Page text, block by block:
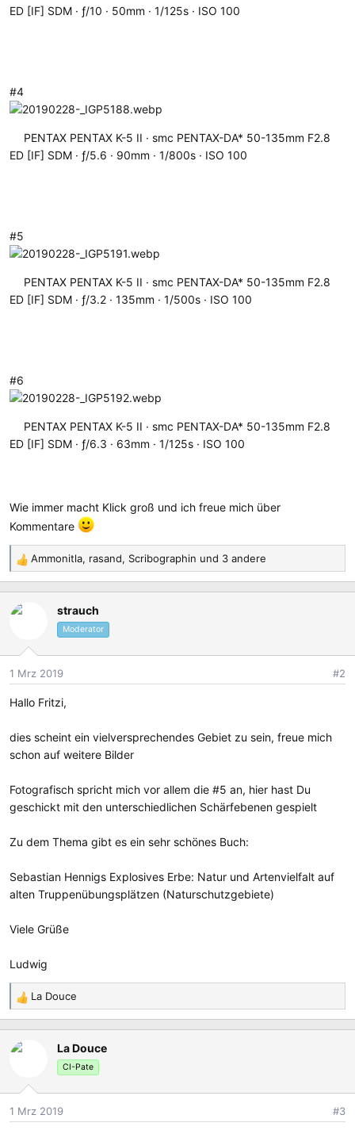
ED [IF] SDM
ƒ/10 50mm 1/125s ISO 100
#4
PENTAX PENTAX K-5 II
smc PENTAX-DA* 50-135mm F2.8
ED [IF] SDM
ƒ/5.6 90mm 1/800s ISO 100
#5
PENTAX PENTAX K-5 II
smc PENTAX-DA* 50-135mm F2.8
ED [IF] SDM
ƒ/3.2 135mm 1/500s ISO 100
#6
PENTAX PENTAX K-5 II
smc PENTAX-DA* 50-135mm F2.8
ED [IF] SDM
ƒ/6.3 63mm 1/125s ISO 100
Wie immer macht Klick groß und ich freue mich über
Kommentare
R
e
a
k
o
n
n
Ammonitla, rasand, Scribographin und 3 andere
strauch
Moderator
1 Mrz 2019 #2
Hallo Fritzi,
dies scheint ein vielversprechendes Gebiet zu sein, freue mich
schon auf weitere Bilder
Fotografisch spricht mich vor allem die #5 an, hier hast Du
geschickt mit den unterschiedlichen Schärfebenen gespielt
Zu dem Thema gibt es ein sehr schönes Buch:
Sebastian Hennigs Explosives Erbe: Natur und Artenvielfalt auf
alten Truppenübungsplätzen (Naturschutzgebiete)
Viele Grüße
Ludwig
R
e
a
k
o
n
La Douce
La Douce
CI-Pate
1 Mrz 2019 #3